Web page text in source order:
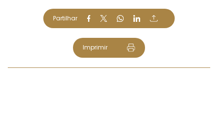
Partilhar
Imprimir